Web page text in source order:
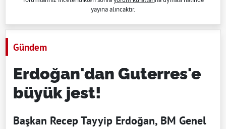
yayına alıncaktır.
Gündem
Erdoğan'dan Guterres'e
büyük jest!
Başkan Recep Tayyip Erdoğan, BM Genel